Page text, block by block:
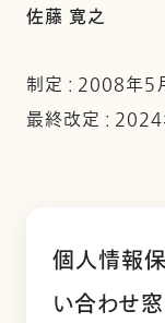
佐藤 寛之
制定 : 2008年5
最終改定 :
個人情報
い合わせ